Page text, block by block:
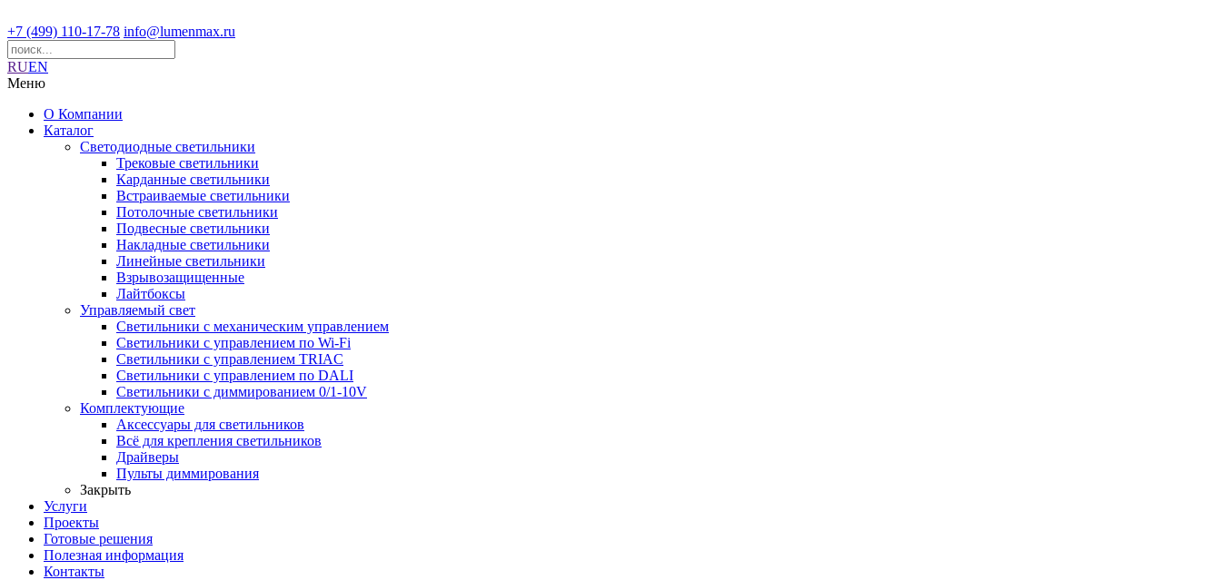
+7 (499) 110-17-78 info@lumenmax.ru
RUEN
Меню
О Компании
Каталог
Светодиодные светильники
Трековые светильники
Карданные светильники
Встраиваемые светильники
Потолочные светильники
Подвесные светильники
Накладные светильники
Линейные светильники
Взрывозащищенные
Лайтбоксы
Управляемый свет
Светильники с механическим управлением
Светильники с управлением по Wi-Fi
Светильники с управлением TRIAC
Светильники с управлением по DALI
Светильники с диммированием 0/1-10V
Комплектующие
Аксессуары для светильников
Всё для крепления светильников
Драйверы
Пульты диммирования
Закрыть
Услуги
Проекты
Готовые решения
Полезная информация
Контакты